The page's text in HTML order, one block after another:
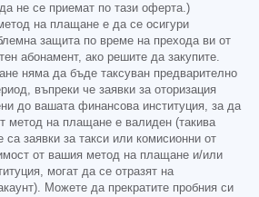
не се приемат по тази оферта.)
на плащане е да се осигури
защита по време на прехода ви от
абонамент, ако решите да закупите.
няма да бъде таксуван предварително
въпреки че заявки за оторизация
до вашата финансова институция, за да
метод на плащане е валиден (такива
са заявки за такси или комисионни от
от вашия метод на плащане и/или
могат да се отразят на
Можете да прекратите пробния си